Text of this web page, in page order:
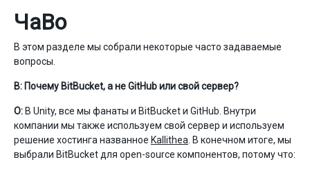
ЧаВо
В этом разделе мы собрали некоторые часто задаваемые
вопросы.
В: Почему BitBucket, а не GitHub или свой сервер?
О: В Unity, все мы фанаты и BitBucket и GitHub. Внутри
компании мы также используем свой сервер и используем
решение хостинга названное Kallithea . В конечном итоге, мы
выбрали BitBucket для open-source компонентов, потому что: